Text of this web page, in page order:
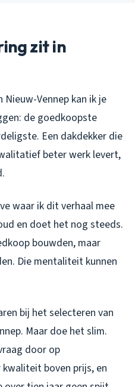
zit in
Nieuw-Vennep kan ik je
de goedkoopste
Een dakdekker die
beter werk levert,
waar ik dit verhaal mee
en doet het nog steeds.
bouwden, maar
Die mentaliteit kunnen
bij het selecteren van
Maar doe het slim.
door op
boven prijs, en